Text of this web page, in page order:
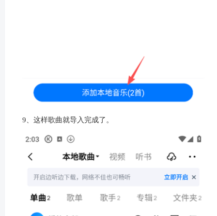
8、点击屏幕下方的“添加本地音乐”。